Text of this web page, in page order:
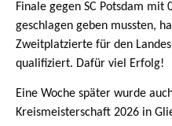
Finale gegen SC Potsdam mit
geschlagen geben mussten,
Zweitplatzierte für den
qualifiziert. Dafür viel Erfolg!
Eine Woche später wurde
Kreismeisterschaft 2026 in